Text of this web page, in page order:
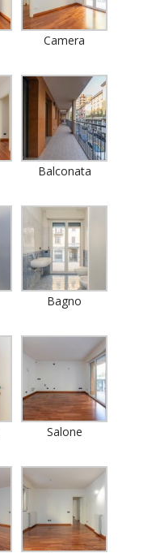
Camera
Balconata
Bagno
Salone